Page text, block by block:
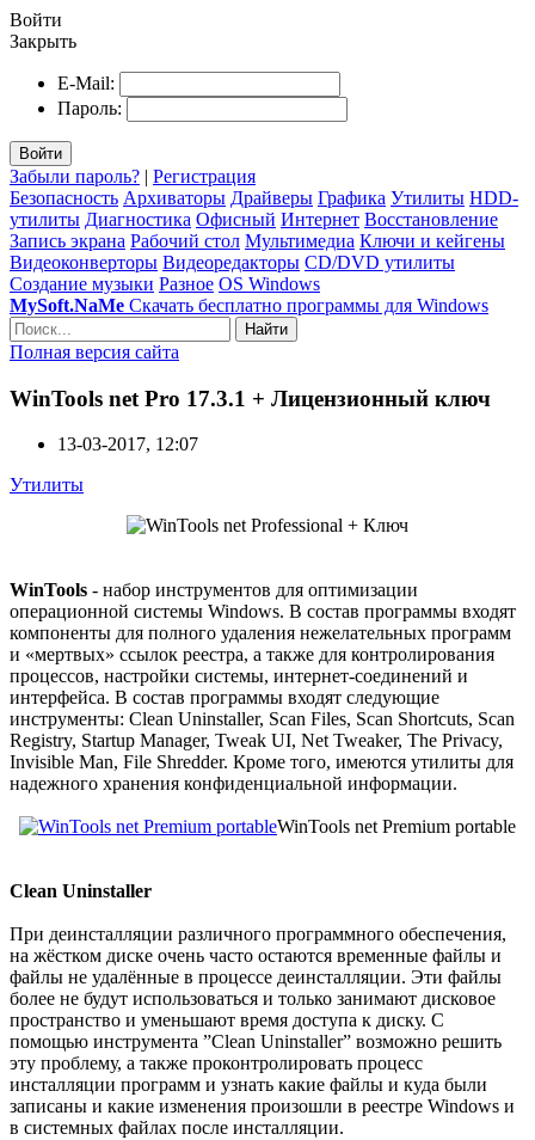
Войти
Закрыть
E-Mail:
Пароль:
Войти
Забыли пароль? | Регистрация
Безопасность Архиваторы Драйверы Графика Утилиты HDD-
утилиты Диагностика Офисный Интернет Восстановление
Запись экрана Рабочий стол Мультимедиа Ключи и кейгены
Видеоконверторы Видеоредакторы CD/DVD утилиты
Создание музыки Разное OS Windows
MySoft.NaMe Скачать бесплатно программы для Windows
Найти
Полная версия сайта
WinTools net Pro 17.3.1 + Лицензионный ключ
13-03-2017, 12:07
Утилиты
WinTools - набор инструментов для оптимизации
операционной системы Windows. В состав программы входят
компоненты для полного удаления нежелательных программ
и «мертвых» ссылок реестра, а также для контролирования
процессов, настройки системы, интернет-соединений и
интерфейса. В состав программы входят следующие
инструменты: Clean Uninstaller, Scan Files, Scan Shortcuts, Scan
Registry, Startup Manager, Tweak UI, Net Tweaker, The Privacy,
Invisible Man, File Shredder. Кроме того, имеются утилиты для
надежного хранения конфиденциальной информации.
WinTools net Premium portable
Clean Uninstaller
При деинсталляции различного программного обеспечения,
на жёстком диске очень часто остаются временные файлы и
файлы не удалённые в процессе деинсталляции. Эти файлы
более не будут использоваться и только занимают дисковое
пространство и уменьшают время доступа к диску. С
помощью инструмента ”Clean Uninstaller” возможно решить
эту проблему, а также проконтролировать процесс
инсталляции программ и узнать какие файлы и куда были
записаны и какие изменения произошли в реестре Windows и
в системных файлах после инсталляции.